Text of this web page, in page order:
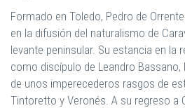
Formado en Toledo, Pedro de
en la difusión del naturalismo de
levante peninsular. Su estancia en la
como discípulo de Leandro Bassano,
de unos imperecederos rasgos de
Tintoretto y Veronés. A su regreso a